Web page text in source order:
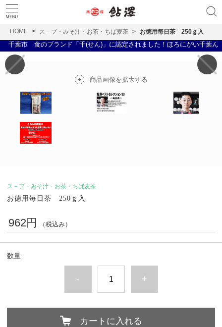
HOME ス－プ・みそ汁・お茶・ちば麦茶 お徳用毎日茶 250ｇ入
千葉市 食のブランド「千(せん)」に認定されました！ほろにがい千葉ん
商品画像を拡大する
ス－プ・みそ汁・お茶・ちば麦茶
お徳用毎日茶 250ｇ入
962円 （税込み）
数量
- +
カートに入れる